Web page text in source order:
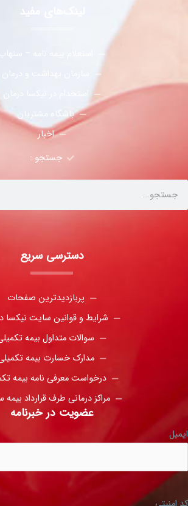
لینک‌های مفید
استعلام بیمه نامه – سنهاب
باشگاه مشتریان
اخبار
جستجو :
دسترسی سریع
پربازدیدترین صفحات
شرایط و قوانین سایت نیکسا
سوالات متداول بیمه
مدارک خسارت بیمه
درخواست معرفی نامه بیمه
مراکز درمانی طرف قرارداد بیمه
عضویت در خبرنامه
ایمیل